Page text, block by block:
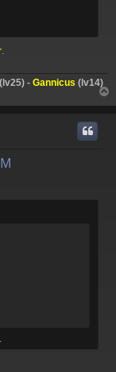
.
(lv25) - Gannicus (lv14)
a
.